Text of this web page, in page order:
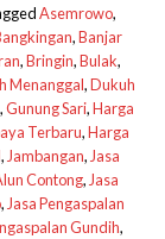
Asemrowo,
,Banjar
,Bringin,Bulak,
Menanggal,Dukuh
,Gunung Sari,Harga
Terbaru,Harga
, Jambangan, Jasa
Contong, Jasa
, Jasa Pengaspalan
Gundih,